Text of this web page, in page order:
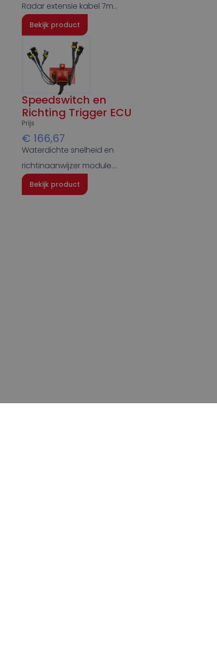
Radar extensie kabel 7m…
Bekijk product
Speedswitch en
Richting Trigger ECU
Prijs
€ 166,67
Waterdichte snelheid en
richtinaanwijzer module….
Bekijk product